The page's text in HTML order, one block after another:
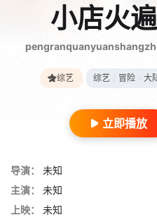
小店火
综艺 综艺 冒险 大
立即播放
导演：
未知
主演：
未知
上映：
未知